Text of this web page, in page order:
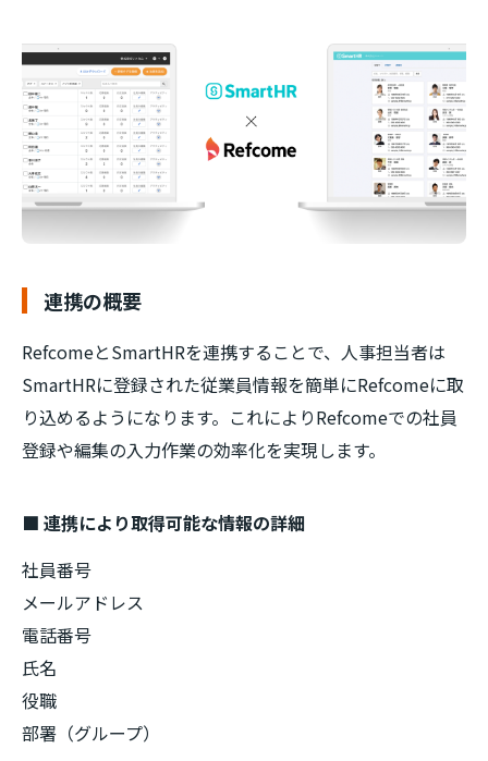
連携の概要
RefcomeとSmartHRを連携することで、人事担当者は
SmartHRに登録された従業員情報を簡単にRefcomeに取
り込めるようになります。これによりRefcomeでの社員
登録や編集の入力作業の効率化を実現します。
■ 連携により取得可能な情報の詳細
社員番号
メールアドレス
電話番号
氏名
役職
部署（グループ）